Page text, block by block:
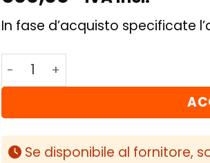
In fase d’acquisto specificate
Concaver CVR8 19x9,5 ET20-38
Se disponibile al fornitore,